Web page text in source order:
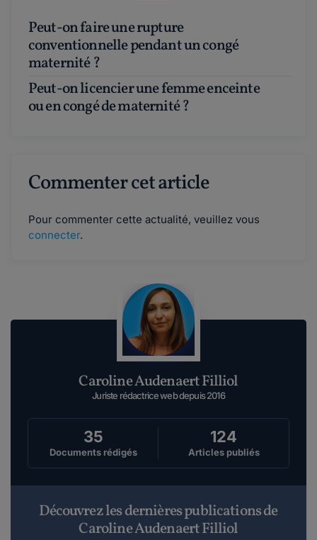
Peut-on faire une rupture
conventionnelle pendant un congé
maternité ?
Peut-on licencier une femme enceinte
ou en congé de maternité ?
Commenter cet article
Pour commenter cette actualité, veuillez vous
connecter.
Caroline Audenaert Filliol
Juriste rédactrice web depuis 2016
35
Documents rédigés
124
Articles publiés
Découvrez les dernières publications de
Caroline Audenaert Filliol